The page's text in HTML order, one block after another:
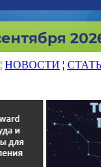
¦ НОВОСТИ ¦